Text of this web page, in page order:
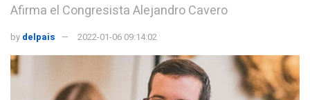
Afirma el Congresista Alejandro Cavero
by delpais 2022-01-06 09:14:02